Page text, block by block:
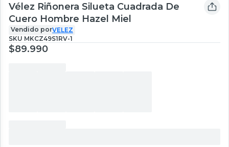
Vélez Riñonera Silueta Cuadrada De
Cuero Hombre Hazel Miel
Vendido porVELEZ
SKU MKCZ49S1RV-1
$89.990